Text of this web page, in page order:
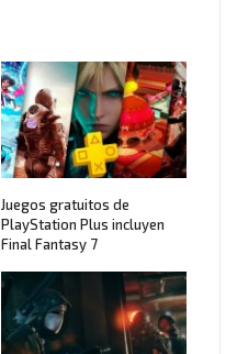
Juegos gratuitos de
PlayStation Plus incluyen
Final Fantasy 7